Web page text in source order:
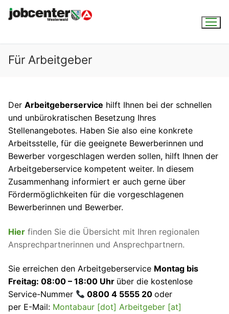
Für Arbeitgeber
Der Arbeitgeberservice hilft Ihnen bei der schnellen
und unbürokratischen Besetzung Ihres
Stellenangebotes. Haben Sie also eine konkrete
Arbeitsstelle, für die geeignete Bewerberinnen und
Bewerber vorgeschlagen werden sollen, hilft Ihnen der
Arbeitgeberservice kompetent weiter. In diesem
Zusammenhang informiert er auch gerne über
Fördermöglichkeiten für die vorgeschlagenen
Bewerberinnen und Bewerber.
Hier finden Sie die Übersicht mit Ihren regionalen
Ansprechpartnerinnen und Ansprechpartnern.
Sie erreichen den Arbeitgeberservice Montag bis
Freitag: 08:00 – 18:00 Uhr über die kostenlose
Service-Nummer
0800 4 5555 20oder
per E-Mail: Montabaur [dot] Arbeitgeber [at]